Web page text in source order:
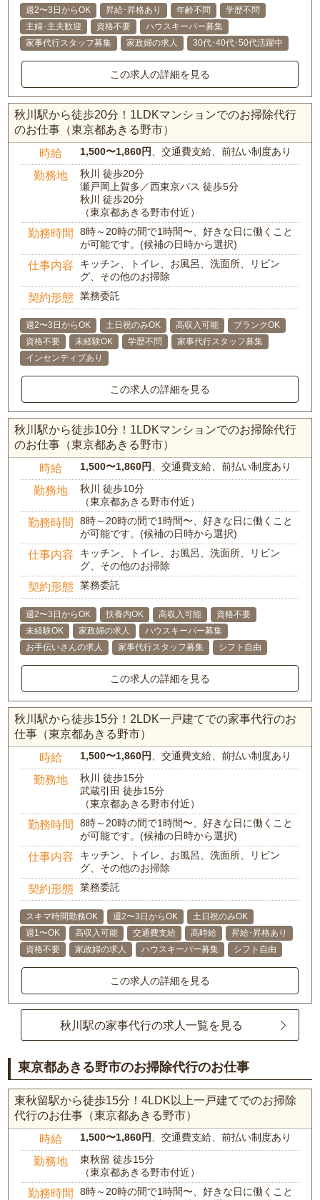
週2〜3日からOK 昇給･昇格あり 年齢不問
学歴不問
主婦･主夫歓迎
資格不要
ハウスキーパー募集
家事代行スタッフ募集
家政婦の求人 30代･40代･50代活躍中
この求人の詳細を見る
秋川駅から徒歩20分！1LDKマンションでのお掃除代行
のお仕事（東京都あきる野市）
時給 1,500〜1,860円、交通費支給、前払い制度あり
勤務地
秋川 徒歩20分
瀬戸岡上賀多／西東京バス 徒歩5分
秋川 徒歩20分
（東京都あきる野市付近）
勤務時間
8時～20時の間で1時間〜、好きな日に働くこと
が可能です。(候補の日時から選択)
仕事内容
キッチン、トイレ、お風呂、洗面所、リビン
グ、その他のお掃除
契約形態 業務委託
週2〜3日からOK 土日祝のみOK 高収入可能
ブランクOK
資格不要
未経験OK 学歴不問
家事代行スタッフ募集
インセンティブあり
この求人の詳細を見る
秋川駅から徒歩10分！1LDKマンションでのお掃除代行
のお仕事（東京都あきる野市）
時給 1,500〜1,860円、交通費支給、前払い制度あり
勤務地
秋川 徒歩10分
（東京都あきる野市付近）
勤務時間
8時～20時の間で1時間〜、好きな日に働くこと
が可能です。(候補の日時から選択)
仕事内容
キッチン、トイレ、お風呂、洗面所、リビン
グ、その他のお掃除
契約形態 業務委託
週2〜3日からOK 扶養内OK 高収入可能
資格不要
未経験OK
家政婦の求人
ハウスキーパー募集
お手伝いさんの求人
家事代行スタッフ募集 シフト自由
この求人の詳細を見る
秋川駅から徒歩15分！2LDK一戸建てでの家事代行のお
仕事（東京都あきる野市）
時給 1,500〜1,860円、交通費支給、前払い制度あり
勤務地
秋川 徒歩15分
武蔵引田 徒歩15分
（東京都あきる野市付近）
勤務時間
8時～20時の間で1時間〜、好きな日に働くこと
が可能です。(候補の日時から選択)
仕事内容
キッチン、トイレ、お風呂、洗面所、リビン
グ、その他のお掃除
契約形態 業務委託
スキマ時間勤務OK 週2〜3日からOK
土日祝のみOK
週1〜OK
高収入可能 交通費支給 高時給
昇給･昇格あり
資格不要
家政婦の求人 ハウスキーパー募集 シフト自由
この求人の詳細を見る
秋川駅の家事代行の求人一覧を見る
東京都あきる野市のお掃除代行のお仕事
東秋留駅から徒歩15分！4LDK以上一戸建てでのお掃除
代行のお仕事（東京都あきる野市）
時給 1,500〜1,860円 、交通費支給、前払い制度あり
勤務地
東秋留 徒歩15分
（東京都あきる野市付近）
勤務時間
8時～20時の間で1時間〜、好きな日に働くこと